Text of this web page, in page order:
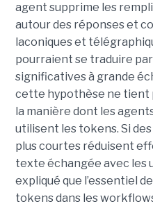
agent supprime les
autour des réponses et
laconiques et
pourraient se traduire
significatives à grande
cette hypothèse ne tient
la manière dont les
utilisent les tokens. Si
plus courtes réduisent
texte échangée avec les
expliqué que l’essentiel
tokens dans les